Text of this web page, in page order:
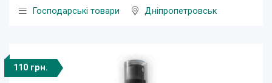
Господарські товари
Дніпропетровськ
110 грн.